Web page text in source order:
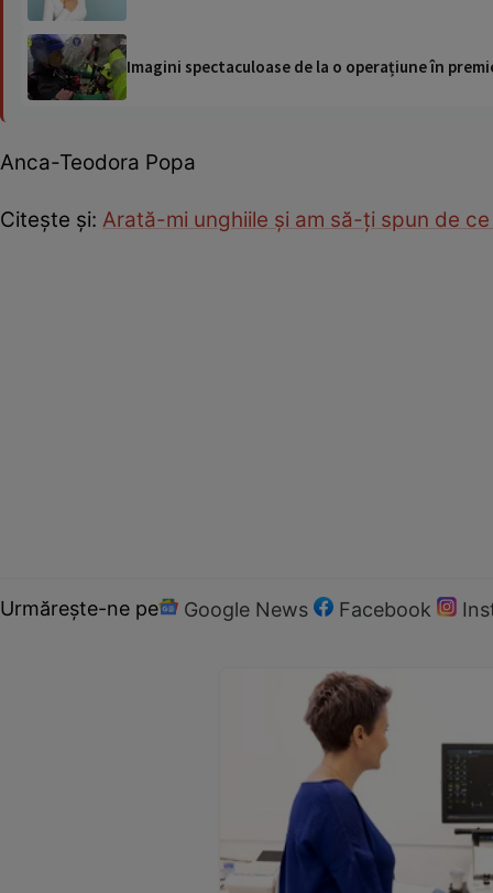
Imagini spectaculoase de la o operațiune în
Anca-Teodora Popa
Citeşte şi: Arată-mi unghiile şi am să-ţi spun de
Urmărește-ne pe Google News Facebook